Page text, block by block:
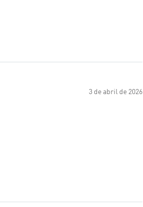
3 de abril de 2026